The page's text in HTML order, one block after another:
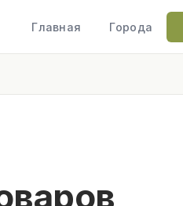
Главная Города